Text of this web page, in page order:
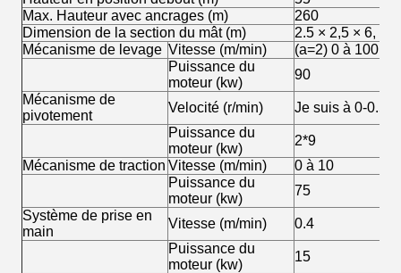
Max. Hauteur avec ancrages (m)
260
Dimension de la section du mât (m)
2.5 × 2,5 × 6,
Mécanisme de levage Vitesse (m/min)
(a=2) 0 à 100;
Puissance du
moteur (kw)
90
Mécanisme de
pivotement
Velocité (r/min)
Je suis à 0-0.57
Puissance du
moteur (kw)
2*9
Mécanisme de traction Vitesse (m/min)
0 à 10
Puissance du
moteur (kw)
75
Système de prise en
main
Vitesse (m/min)
0.4
Puissance du
moteur (kw)
15